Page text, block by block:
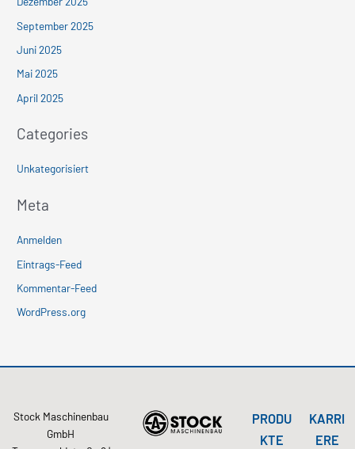
September 2025
Juni 2025
Mai 2025
April 2025
Categories
Unkategorisiert
Meta
Anmelden
Eintrags-Feed
Kommentar-Feed
WordPress.org
Stock Maschinenbau
GmbH
PRODU
KTE
KARRI
ERE